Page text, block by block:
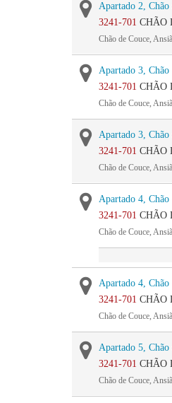
Apartado 2, Chão
3241-701 CHÃO
Chão de Couce,
Apartado 3, Chão
3241-701 CHÃO
Chão de Couce,
Apartado 3, Chão
3241-701 CHÃO
Chão de Couce,
Apartado 4, Chão
3241-701 CHÃO
Chão de Couce,
Apartado 4, Chão
3241-701 CHÃO
Chão de Couce,
Apartado 5, Chão
3241-701 CHÃO
Chão de Couce,